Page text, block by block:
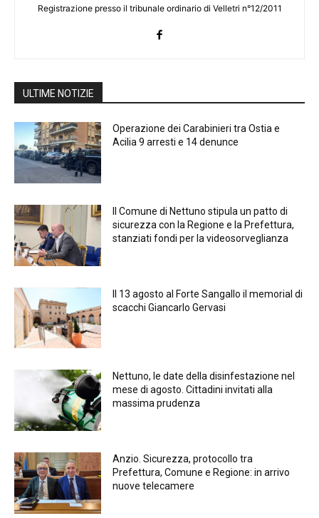
Registrazione presso il tribunale ordinario di Velletri n°12/2011
ULTIME NOTIZIE
Operazione dei Carabinieri tra Ostia e
Acilia 9 arresti e 14 denunce
Il Comune di Nettuno stipula un patto di
sicurezza con la Regione e la Prefettura,
stanziati fondi per la videosorveglianza
Il 13 agosto al Forte Sangallo il memorial di
scacchi Giancarlo Gervasi
Nettuno, le date della disinfestazione nel
mese di agosto. Cittadini invitati alla
massima prudenza
Anzio. Sicurezza, protocollo tra
Prefettura, Comune e Regione: in arrivo
nuove telecamere